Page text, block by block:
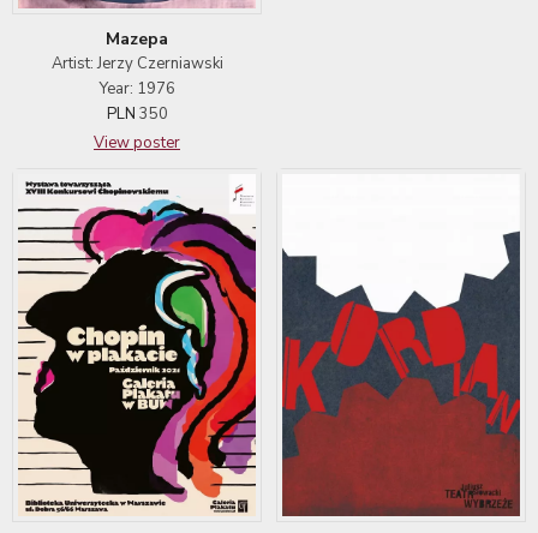
Mazepa
Artist: Jerzy Czerniawski
Year: 1976
PLN 350
View poster